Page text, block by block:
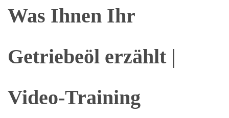
Was Ihnen Ihr
Getriebeöl erzählt |
Video-Training